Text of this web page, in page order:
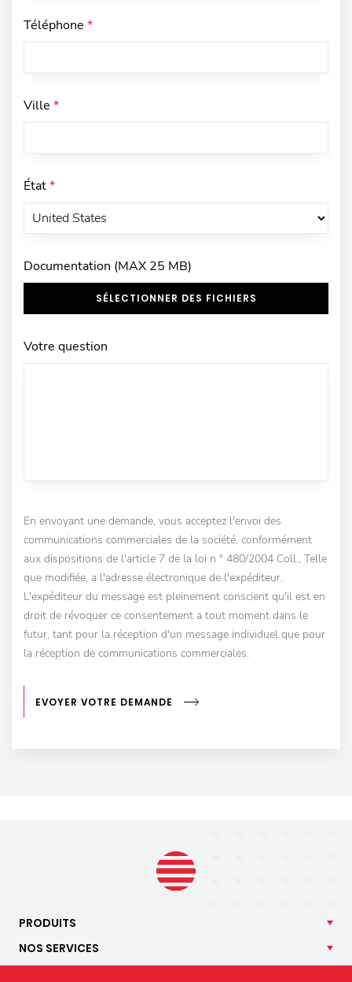
Téléphone *
Ville *
État*
Documentation (MAX 25 MB)
SÉLECTIONNER DES FICHIERS
Votre question
En envoyant une demande, vous acceptez l'envoi des
communications commerciales de la société, conformément
aux dispositions de l'article 7 de la loi n ° 480/2004 Coll., Telle
que modifiée, a l'adresse électronique de l'expéditeur.
L'expéditeur du message est pleinement conscient qu'il est en
droit de révoquer ce consentement a tout moment dans le
futur, tant pour la réception d'un message individuel que pour
la réception de communications commerciales.
EVOYER VOTRE DEMANDE
PRODUITS
NOS SERVICES